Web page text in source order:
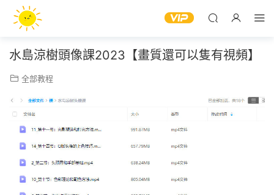
水島涼樹頭像課2023【畫質還可以隻有視頻】
全部教程